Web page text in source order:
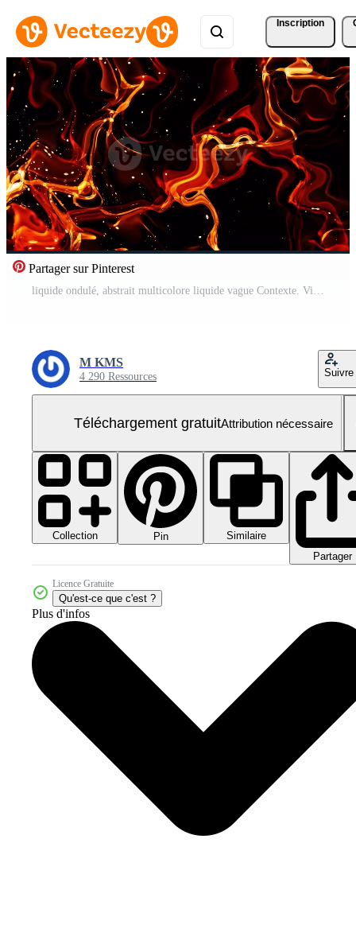
Inscription
Partager sur Pinterest
liquide ondulé, abstrait multicolore liquide vague Contexte. Vidéo Gratuite
M KMS
4 290 Ressources Suivre
Téléchargement gratuitAttribution nécessaire
Collection Pin
Similaire
Partager
Licence Gratuite
Qu'est-ce que c'est ?
Plus d'infos